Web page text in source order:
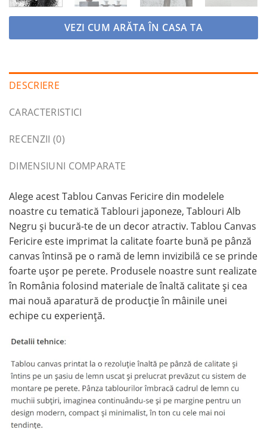
VEZI CUM ARĂTA ÎN CASA TA
DESCRIERE
CARACTERISTICI
RECENZII (0)
DIMENSIUNI COMPARATE
Alege acest Tablou Canvas Fericire din modelele
noastre cu tematică Tablouri japoneze, Tablouri Alb
Negru și bucură-te de un decor atractiv. Tablou Canvas
Fericire este imprimat la calitate foarte bună pe pânză
canvas întinsă pe o ramă de lemn invizibilă ce se prinde
foarte ușor pe perete. Produsele noastre sunt realizate
în România folosind materiale de înaltă calitate și cea
mai nouă aparatură de producție în mâinile unei
echipe cu experiență.